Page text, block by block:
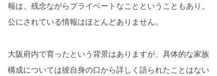
報は、残念ながらプライベートなことということもあり、
公にされている情報はほとんどありません。
大阪府内で育ったという背景はありますが、具体的な家族
構成については彼自身の口から詳しく語られたことはない